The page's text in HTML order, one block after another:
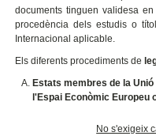
documents tinguen validesa
procedència dels estudis o
Internacional aplicable.
Els diferents procediments de
Estats membres de la
l'Espai Econòmic Europeu
No s'exigeix